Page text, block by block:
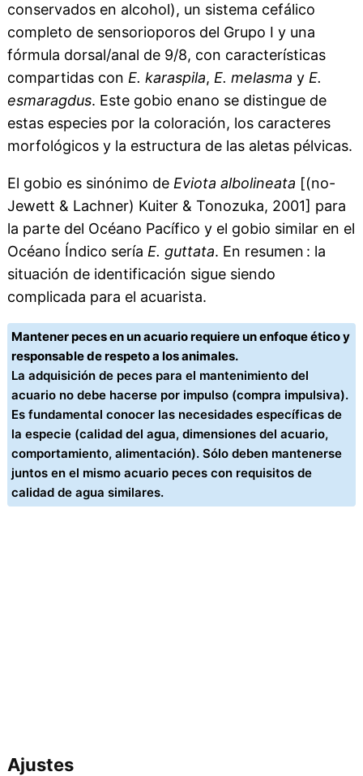
conservados en alcohol), un sistema cefálico
completo de sensorioporos del Grupo I y una
fórmula dorsal/anal de 9/8, con características
compartidas con E. karaspila, E. melasma y E.
esmaragdus. Este gobio enano se distingue de
estas especies por la coloración, los caracteres
morfológicos y la estructura de las aletas pélvicas.
El gobio es sinónimo de Eviota albolineata [(no-
Jewett & Lachner) Kuiter & Tonozuka, 2001] para
la parte del Océano Pacífico y el gobio similar en el
Océano Índico sería E. guttata. En resumen : la
situación de identificación sigue siendo
complicada para el acuarista.
Mantener peces en un acuario requiere un enfoque ético y
responsable de respeto a los animales.
La adquisición de peces para el mantenimiento del
acuario no debe hacerse por impulso (compra impulsiva).
Es fundamental conocer las necesidades específicas de
la especie (calidad del agua, dimensiones del acuario,
comportamiento, alimentación). Sólo deben mantenerse
juntos en el mismo acuario peces con requisitos de
calidad de agua similares.
Ajustes